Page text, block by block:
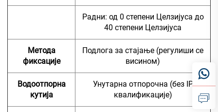
Радни: од 0 степени Целзијуса до
40 степени Целзијуса
Метода
фиксације
Подлога за стајање (регулиши се
висином)
Водоотпорна
кутија
Унутарна отпорочна (без IP
квалификације)